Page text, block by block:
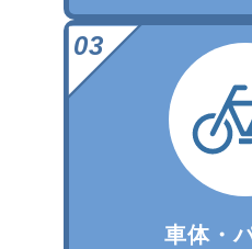
車体・